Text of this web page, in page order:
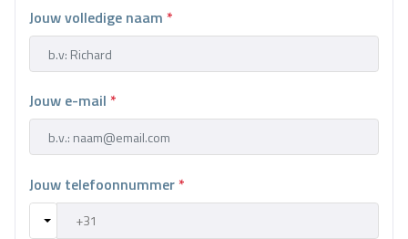
Jouw volledige naam *
Jouw e-mail *
Jouw telefoonnummer *